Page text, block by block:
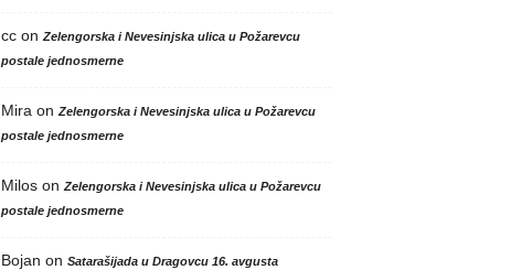
ccon Zelengorska i Nevesinjska ulica u Požarevcu
postale jednosmerne
Mira on Zelengorska i Nevesinjska ulica u Požarevcu
postale jednosmerne
Miloson Zelengorska i Nevesinjska ulica u Požarevcu
postale jednosmerne
Bojan on Satarašijada u Dragovcu 16. avgusta